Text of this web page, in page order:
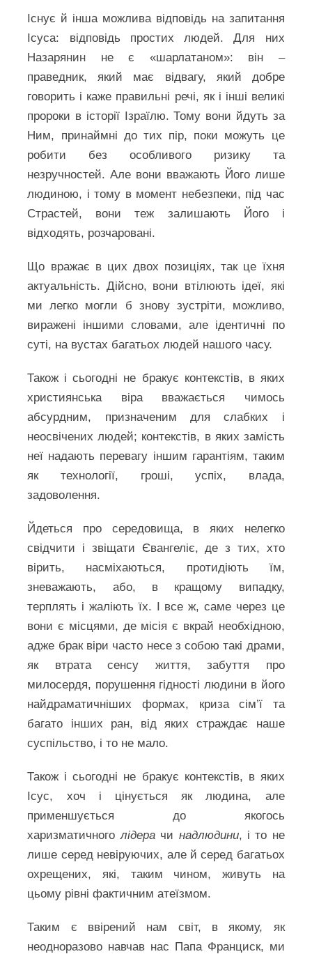
Існує й інша можлива відповідь на запитання
Ісуса: відповідь простих людей. Для них
Назарянин не є «шарлатаном»: він –
праведник, який має відвагу, який добре
говорить і каже правильні речі, як і інші великі
пророки в історії Ізраїлю. Тому вони йдуть за
Ним, принаймні до тих пір, поки можуть це
робити без особливого ризику та
незручностей. Але вони вважають Його лише
людиною, і тому в момент небезпеки, під час
Страстей, вони теж залишають Його і
відходять, розчаровані.
Що вражає в цих двох позиціях, так це їхня
актуальність. Дійсно, вони втілюють ідеї, які
ми легко могли б знову зустріти, можливо,
виражені іншими словами, але ідентичні по
суті, на вустах багатьох людей нашого часу.
Також і сьогодні не бракує контекстів, в яких
християнська віра вважається чимось
абсурдним, призначеним для слабких і
неосвічених людей; контекстів, в яких замість
неї надають перевагу іншим гарантіям, таким
як технології, гроші, успіх, влада,
задоволення.
Йдеться про середовища, в яких нелегко
свідчити і звіщати Євангеліє, де з тих, хто
вірить, насміхаються, протидіють їм,
зневажають, або, в кращому випадку,
терплять і жаліють їх. І все ж, саме через це
вони є місцями, де місія є вкрай необхідною,
адже брак віри часто несе з собою такі драми,
як втрата сенсу життя, забуття про
милосердя, порушення гідності людини в його
найдраматичніших формах, криза сім’ї та
багато інших ран, від яких страждає наше
суспільство, і то не мало.
Також і сьогодні не бракує контекстів, в яких
Ісус, хоч і цінується як людина, але
применшується до якогось
харизматичного лідерачи надлюдини, і то не
лише серед невіруючих, але й серед багатьох
охрещених, які, таким чином, живуть на
цьому рівні фактичним атеїзмом.
Таким є ввірений нам світ, в якому, як
неодноразово навчав нас Папа Франциск, ми